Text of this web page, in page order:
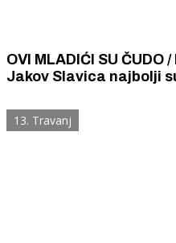
OVI MLADIĆI SU ČUDO
Jakov Slavica najbolji
13. Travanj